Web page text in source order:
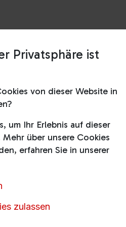
144hz
144hz
1.299,00€
Privatsphäre ist
von dieser Website in
um Ihr Erlebnis auf dieser
über unsere Cookies
erfahren Sie in unserer
zulassen